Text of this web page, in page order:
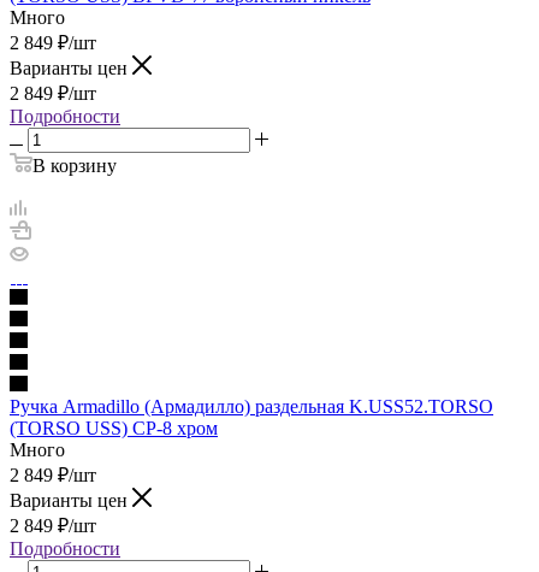
Много
2 849 ₽/шт
Варианты цен
2 849 ₽/шт
Подробности
В корзину
Ручка Armadillo (Армадилло) раздельная K.USS52.TORSO
(TORSO USS) CP-8 хром
Много
2 849 ₽/шт
Варианты цен
2 849 ₽/шт
Подробности